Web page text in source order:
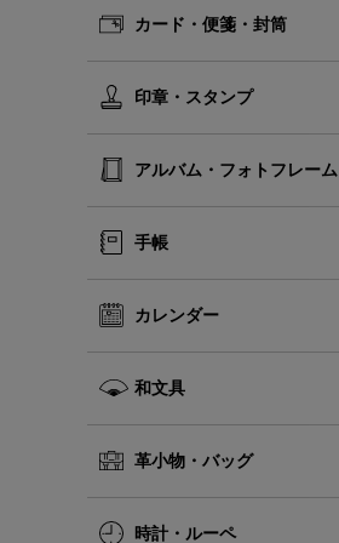
カード・便箋・封筒
印章・スタンプ
アルバム・フォトフレーム
手帳
カレンダー
和文具
革小物・バッグ
時計・ルーペ